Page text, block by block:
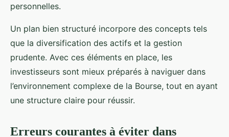
personnelles.
Un plan bien structuré incorpore des concepts tels
que la diversification des actifs et la gestion
prudente. Avec ces éléments en place, les
investisseurs sont mieux préparés à naviguer dans
l’environnement complexe de la Bourse, tout en ayant
une structure claire pour réussir.
Erreurs courantes à éviter dans